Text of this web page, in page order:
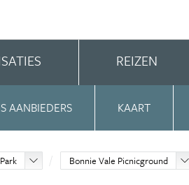
REIZEN
AANBIEDERS KAART
Bonnie Vale Picnicground